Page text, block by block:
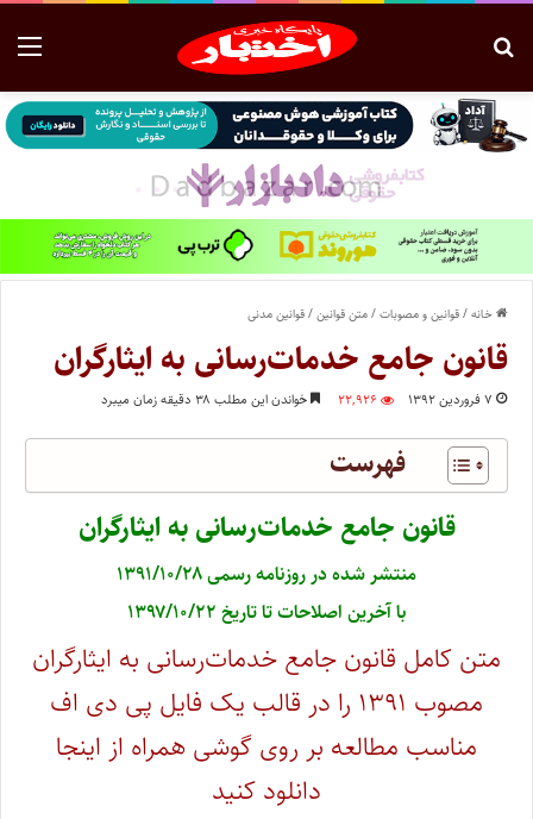
خانه/قوانین و مصوبات/متن قوانین/قوانین مدنی
قانون جامع خدمات‌رسانی به ایثارگران
۷ فروردین ۱۳۹۲ ۲۲,۹۲۶ خواندن این مطلب ۳۸ دقیقه زمان میبرد
فهرست
قانون جامع خدمات‌رسانی به ایثارگران
منتشر شده در روزنامه رسمی ۱۳۹۱/۱۰/۲۸
با آخرین اصلاحات تا تاریخ ۱۳۹۷/۱۰/۲۲
متن کامل قانون جامع خدمات‌رسانی به ایثارگران
مصوب ۱۳۹۱ را در قالب یک فایل پی دی اف
مناسب مطالعه بر روی گوشی همراه از اینجا
دانلود کنید